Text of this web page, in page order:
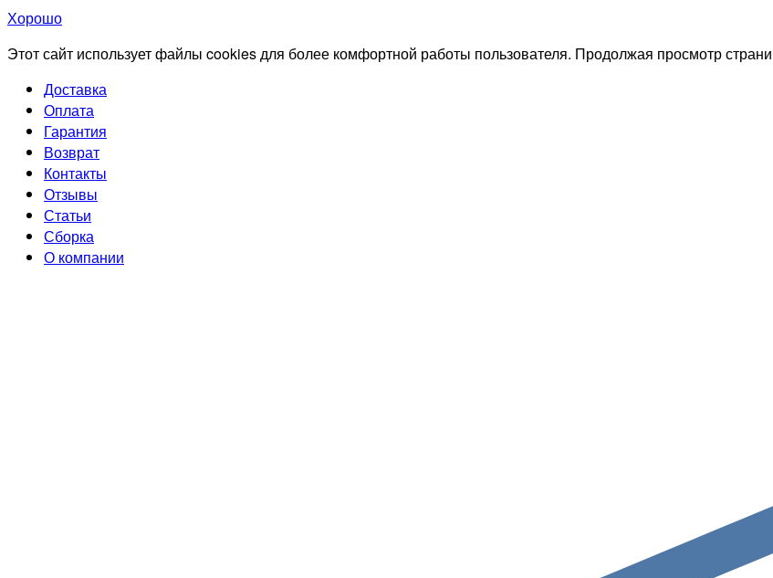
Хорошо
Этот сайт использует файлы cookies для более комфортной работы пользователя. Продолжая просмотр
Доставка
Оплата
Гарантия
Возврат
Контакты
Отзывы
Статьи
Сборка
О компании